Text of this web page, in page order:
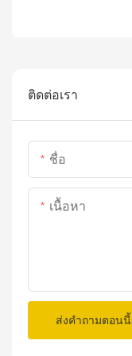
ติดต่อเรา
ชื่อ
เนื้อหา
ส่งคำถามตอนนี้